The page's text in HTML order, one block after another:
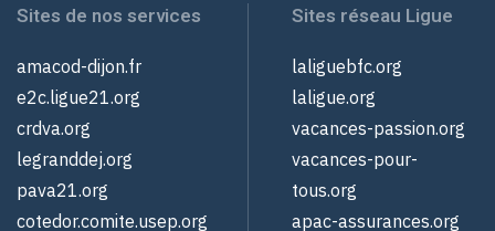
Sites de nos services
amacod-dijon.fr
e2c.ligue21.org
crdva.org
legranddej.org
pava21.org
cotedor.comite.usep.org
Sites réseau Ligue
laliguebfc.org
laligue.org
vacances-passion.org
vacances-pour-
tous.org
apac-assurances.org